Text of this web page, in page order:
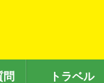
問 トラベル